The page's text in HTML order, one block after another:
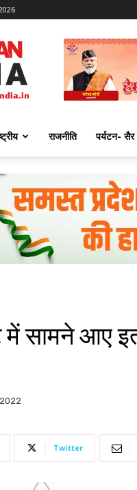
राजनीति पर्यटन- सैर
सामने आए
Twitter